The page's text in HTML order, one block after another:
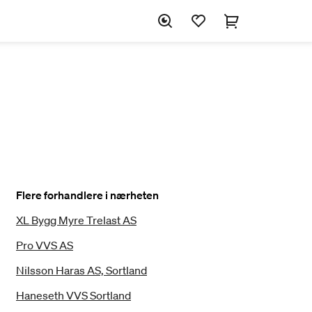
Flere forhandlere i nærheten
XL Bygg Myre Trelast AS
Pro VVS AS
Nilsson Haras AS, Sortland
Haneseth VVS Sortland